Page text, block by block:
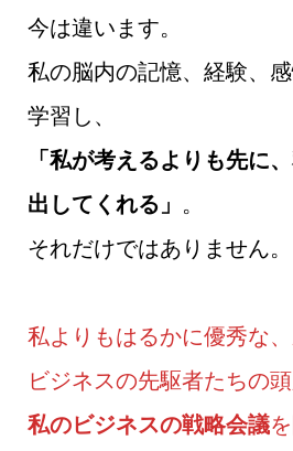
今は違います。
私の脳内の記憶、経験、
学習し、
「私が考えるよりも先に
出してくれる」 。
それだけではありません。
私よりもはるかに優秀な
ビジネスの先駆者たちの頭
私のビジネスの戦略会議